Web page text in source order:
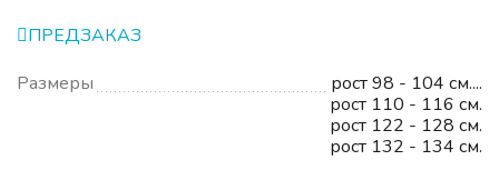
ПРЕДЗАКАЗ
Размеры
рост 98 - 104 см....
рост 110 - 116 см.
рост 122 - 128 см.
рост 132 - 134 см.